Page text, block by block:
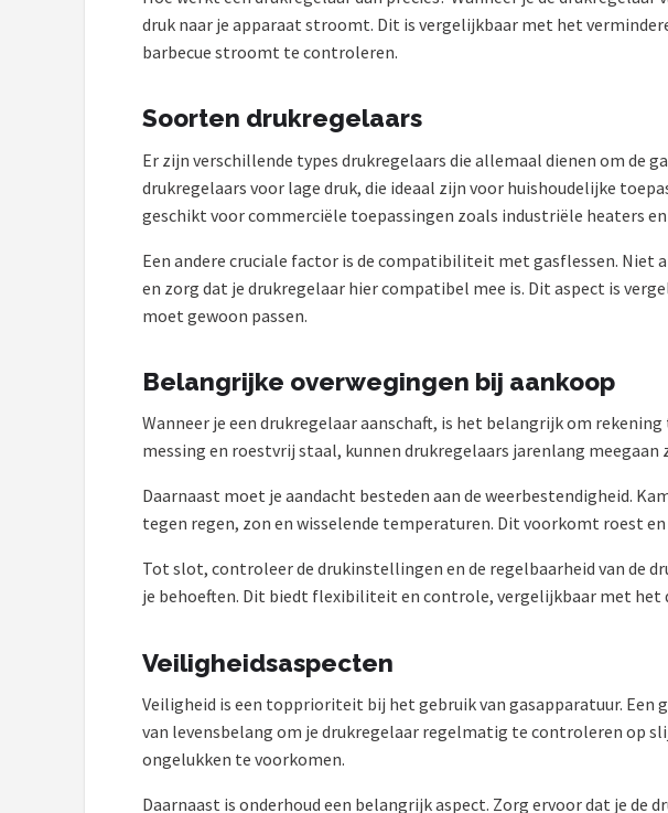
druk naar je apparaat stroomt. Dit is vergelijkbaar met het
barbecue stroomt te controleren.
Soorten drukregelaars
Er zijn verschillende types drukregelaars die allemaal dienen om de
drukregelaars voor lage druk, die ideaal zijn voor huishoudelijke
geschikt voor commerciële toepassingen zoals industriële heaters en
Een andere cruciale factor is de compatibiliteit met gasflessen. Niet
en zorg dat je drukregelaar hier compatibel mee is. Dit aspect is
moet gewoon passen.
Belangrijke overwegingen bij aankoop
Wanneer je een drukregelaar aanschaft, is het belangrijk om
messing en roestvrij staal, kunnen drukregelaars jarenlang
Daarnaast moet je aandacht besteden aan de weerbestendigheid.
tegen regen, zon en wisselende temperaturen. Dit voorkomt roest
Tot slot, controleer de drukinstellingen en de regelbaarheid van de
je behoeften. Dit biedt flexibiliteit en controle, vergelijkbaar met het
Veiligheidsaspecten
Veiligheid is een topprioriteit bij het gebruik van gasapparatuur. Een
van levensbelang om je drukregelaar regelmatig te controleren op
ongelukken te voorkomen.
Daarnaast is onderhoud een belangrijk aspect. Zorg ervoor dat je de